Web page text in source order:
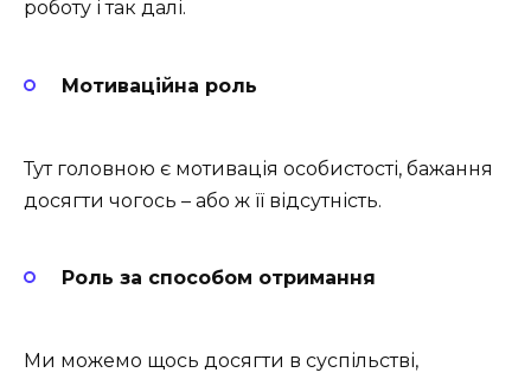
роботу і так далі.
Мотиваційна роль
Тут головною є мотивація особистості, бажання
досягти чогось – або ж її відсутність.
Роль за способом отримання
Ми можемо щось досягти в суспільстві,